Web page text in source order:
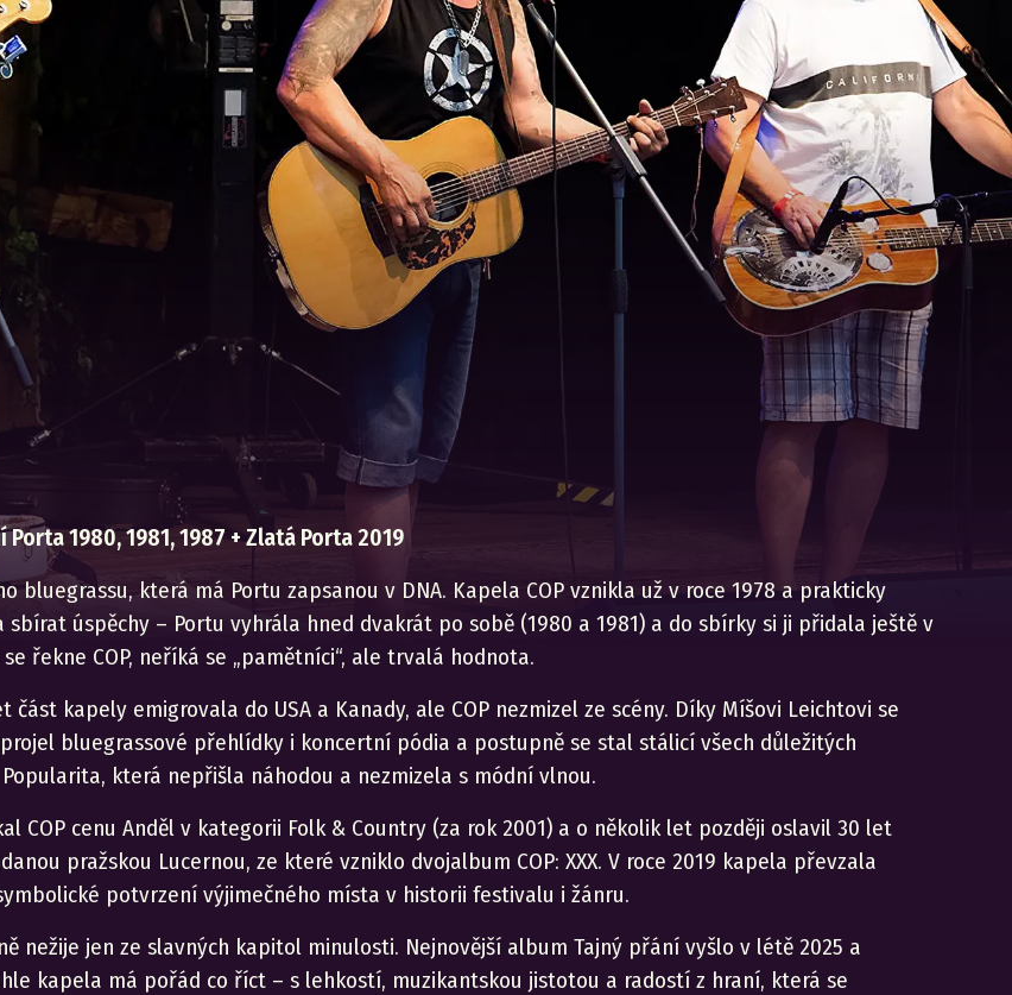
1980, 1981, 1987 + Zlatá Porta 2019
bluegrassu, která má Portu zapsanou v DNA. Kapela COP vznikla už v roce 1978 a prakticky
sbírat úspěchy – Portu vyhrála hned dvakrát po sobě (1980 a 1981) a do sbírky si ji přidala ještě v
se řekne COP, neříká se „pamětníci“, ale trvalá hodnota.
část kapely emigrovala do USA a Kanady, ale COP nezmizel ze scény. Díky Míšovi Leichtovi se
bluegrassové přehlídky i koncertní pódia a postupně se stal stálicí všech důležitých
která nepřišla náhodou a nezmizela s módní vlnou.
COP cenu Anděl v kategorii Folk & Country (za rok 2001) a o několik let později oslavil 30 let
pražskou Lucernou, ze které vzniklo dvojalbum COP: XXX. V roce 2019 kapela převzala
potvrzení výjimečného místa v historii festivalu i žánru.
nežije jen ze slavných kapitol minulosti. Nejnovější album Tajný přání vyšlo v létě 2025 a
kapela má pořád co říct – s lehkostí, muzikantskou jistotou a radostí z hraní, která se